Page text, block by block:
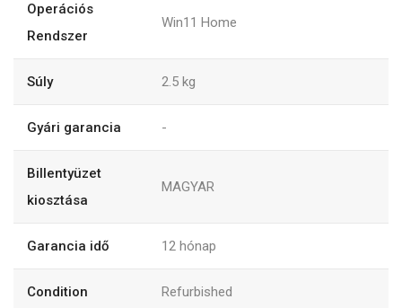
Operációs
Rendszer
Win11 Home
Súly 2.5 kg
Gyári garancia -
Billentyüzet
kiosztása
MAGYAR
Garancia idő 12 hónap
Condition Refurbished